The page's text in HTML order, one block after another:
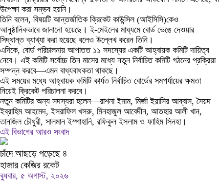
উপেক্ষা করা সম্ভব হয়নি।
তিনি বলেন, বিষয়টি আন্তর্জাতিক ক্রিকেট কাউন্সিল (আইসিসি)কেও
আনুষ্ঠানিকভাবে জানানো হয়েছে। ই-মেইলের মাধ্যমে বোর্ড ভেঙে দেওয়ার
সিদ্ধান্ত ব্যাখ্যা করা হয়েছে বলেও উল্লেখ করেন তিনি।
এদিকে, বোর্ড পরিচালনায় আপাতত ১১ সদস্যের একটি আহ্বায়ক কমিটি দায়িত্ব
নেবে। এই কমিটি সর্বোচ্চ তিন মাসের মধ্যে নতুন নির্বাচিত কমিটি গঠনের প্রক্রিয়া
সম্পন্ন করবে—এমন বাধ্যবাধকতা থাকছে।
এই সময়ের মধ্যে আহ্বায়ক কমিটি কার্যত নির্বাচিত বোর্ডের সমপর্যায়ের ক্ষমতা
নিয়েই ক্রিকেট পরিচালনা করবে।
নতুন কমিটির অন্য সদস্যরা হলেন—রাশনা ইমাম, মির্জা ইয়াসির আব্বাস, সৈয়দ
ইব্রাহিম আহমেদ, ইসরাফিল খসরু, মিনহাজুল আবেদীন, আতহার আলী খান,
তানজিল চৌধুরী, সালমান ইস্পাহানি, রফিকুল ইসলাম ও ফাহিম সিনহা।
এই বিভাগের আরও সংবাদ
চাঁদে আছড়ে পড়েছে ৪
হাজার কেজির রকেট
বুধবার, ৫ অগাস্ট, ২০২৬